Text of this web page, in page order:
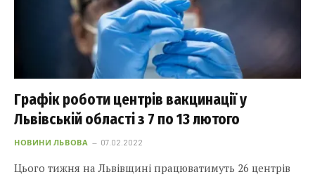
Графік роботи центрів вакцинації у
Львівській області з 7 по 13 лютого
НОВИНИ ЛЬВОВА 07.02.2022
Цього тижня на Львівщині працюватимуть 26 центрів